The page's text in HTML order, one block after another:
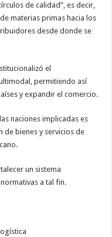
de calidad”, es decir,
materias primas hacia los
desde donde se
el
permitiendo así
y expandir el comercio.
naciones implicadas es
de bienes y servicios de
un sistema
a tal fin.